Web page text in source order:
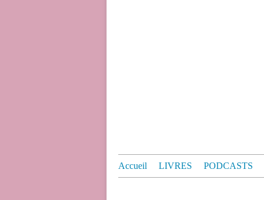
Accueil LIVRES PODCASTS